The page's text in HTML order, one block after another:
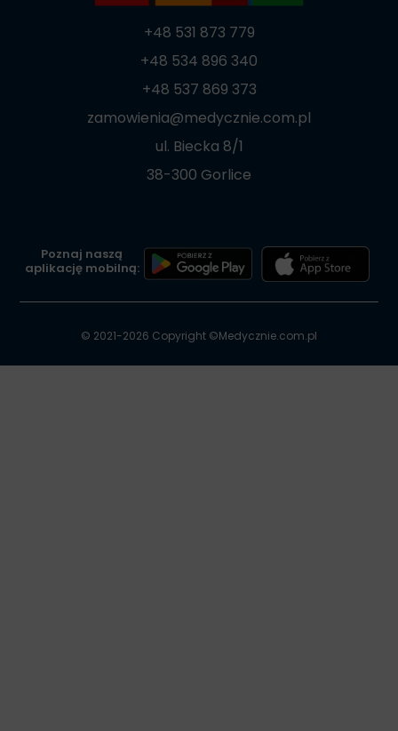
+48 531 873 779
+48 534 896 340
+48 537 869 373
zamowienia@medycznie.com.pl
ul. Biecka 8/1
38-300 Gorlice
Poznaj naszą
aplikację mobilną:
© 2021-2026 Copyright ©Medycznie.com.pl